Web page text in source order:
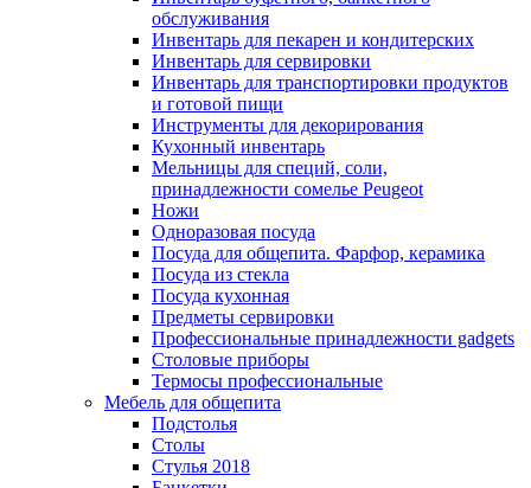
обслуживания
Инвентарь для пекарен и кондитерских
Инвентарь для сервировки
Инвентарь для транспортировки продуктов
и готовой пищи
Инструменты для декорирования
Кухонный инвентарь
Мельницы для специй, соли,
принадлежности сомелье Peugeot
Ножи
Одноразовая посуда
Посуда для общепита. Фарфор, керамика
Посуда из стекла
Посуда кухонная
Предметы сервировки
Профессиональные принадлежности gadgets
Столовые приборы
Термосы профессиональные
Мебель для общепита
Подстолья
Столы
Стулья 2018